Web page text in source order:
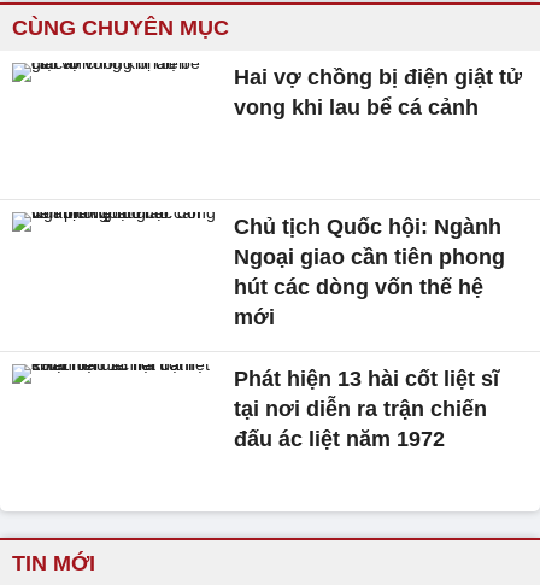
CÙNG CHUYÊN MỤC
Hai vợ chồng bị điện giật tử
vong khi lau bể cá cảnh
Chủ tịch Quốc hội: Ngành
Ngoại giao cần tiên phong
hút các dòng vốn thế hệ
mới
Phát hiện 13 hài cốt liệt sĩ
tại nơi diễn ra trận chiến
đấu ác liệt năm 1972
TIN MỚI